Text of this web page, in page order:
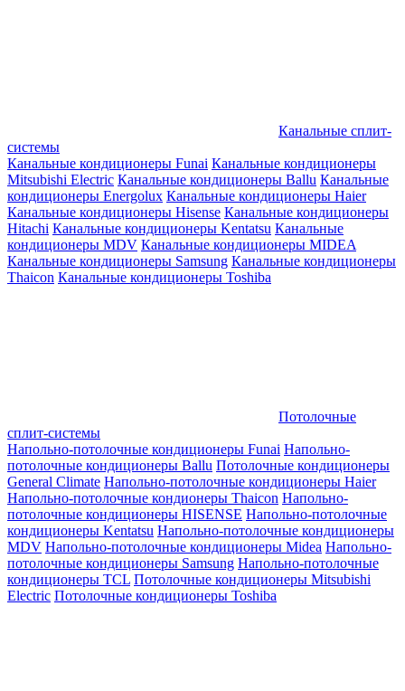
Канальные сплит-
системы
Канальные кондиционеры Funai Канальные кондиционеры
Mitsubishi Electric Канальные кондиционеры Ballu Канальные
кондиционеры Energolux Канальные кондиционеры Haier
Канальные кондиционеры Hisense Канальные кондиционеры
Hitachi Канальные кондиционеры Kentatsu Канальные
кондиционеры MDV Канальные кондиционеры MIDEA
Канальные кондиционеры Samsung Канальные кондиционеры
Thaicon Канальные кондиционеры Toshiba
Потолочные
сплит-системы
Напольно-потолочные кондиционеры Funai Напольно-
потолочные кондиционеры Ballu Потолочные кондиционеры
General Climate Напольно-потолочные кондиционеры Haier
Напольно-потолочные кондионеры Thaicon Напольно-
потолочные кондиционеры HISENSE Напольно-потолочные
кондиционеры Kentatsu Напольно-потолочные кондиционеры
MDV Напольно-потолочные кондиционеры Midea Напольно-
потолочные кондиционеры Samsung Напольно-потолочные
кондиционеры TCL Потолочные кондиционеры Mitsubishi
Electric Потолочные кондиционеры Toshiba